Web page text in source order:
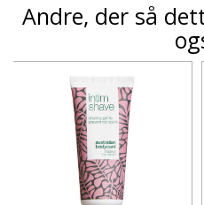
Andre, der så